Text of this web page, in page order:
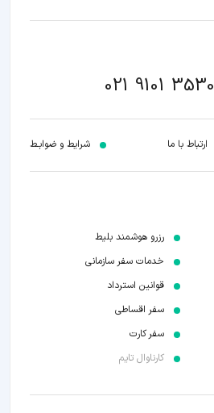
021 9101 3530
ارتباط با ما شرایط و ضوابـط
رزرو هوشمند بلیط
خدمات سفر سازمانی
قوانین استرداد
سفر اقساطی
سفر کارت
کارناوال تایم